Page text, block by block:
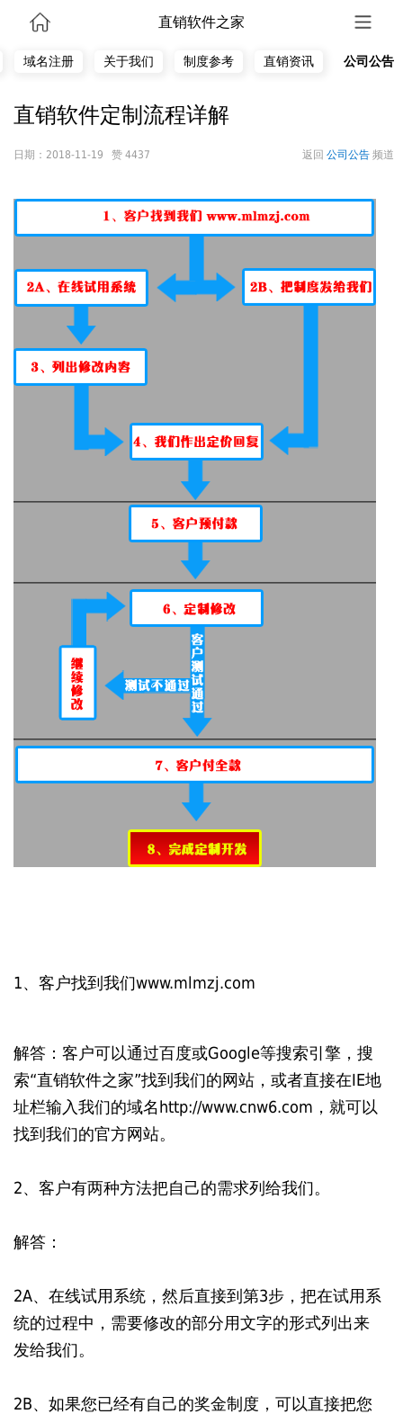
直销软件之家
域名注册 关于我们 制度参考 直销资讯 公司公告
直销软件定制流程详解
日期：2018-11-19 赞 4437 返回 公司公告 频道
1、客户找到我们www.mlmzj.com
解答：客户可以通过百度或Google等搜索引擎，搜
索“直销软件之家”找到我们的网站，或者直接在IE地
址栏输入我们的域名http://www.cnw6.com，就可以
找到我们的官方网站。
2、客户有两种方法把自己的需求列给我们。
解答：
2A、在线试用系统，然后直接到第3步，把在试用系
统的过程中，需要修改的部分用文字的形式列出来
发给我们。
2B、如果您已经有自己的奖金制度，可以直接把您